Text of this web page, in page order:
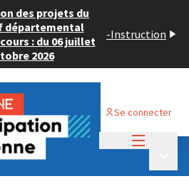
des projets du
départemental
: du 06 juillet
2026
-Instruction
Se connecter
2024